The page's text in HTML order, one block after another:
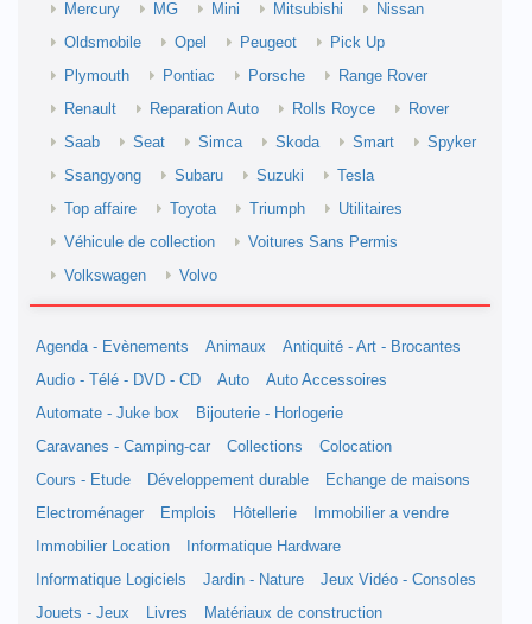
Mercury
MG Mini Mitsubishi
Nissan
Oldsmobile
Opel Peugeot
Pick Up
Plymouth
Pontiac Porsche
Range Rover
Renault
Reparation Auto Rolls Royce
Rover
Saab
Seat Simca Skoda Smart
Spyker
Ssangyong
Subaru Suzuki
Tesla
Top affaire
Toyota Triumph
Utilitaires
Véhicule de collection
Voitures Sans Permis
Volkswagen
Volvo
Agenda - Evènements Animaux
Antiquité - Art - Brocantes
Audio - Télé - DVD - CD
Auto
Auto Accessoires
Automate - Juke box
Bijouterie - Horlogerie
Caravanes - Camping-car
Collections
Colocation
Cours - Etude
Développement durable
Echange de maisons
Electroménager
Emplois Hôtellerie
Immobilier a vendre
Immobilier Location
Informatique Hardware
Informatique Logiciels
Jardin - Nature
Jeux Vidéo - Consoles
Jouets - Jeux
Livres
Matériaux de construction